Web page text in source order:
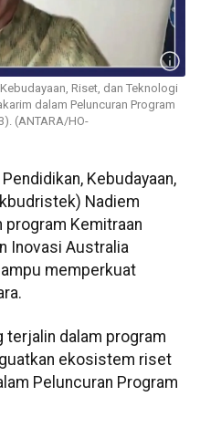
Riset, dan Teknologi
dalam Peluncuran Program
(ANTARA/HO-
Kebudayaan,
Nadiem
program Kemitraan
Inovasi Australia
memperkuat
terjalin dalam program
ekosistem riset
Peluncuran Program